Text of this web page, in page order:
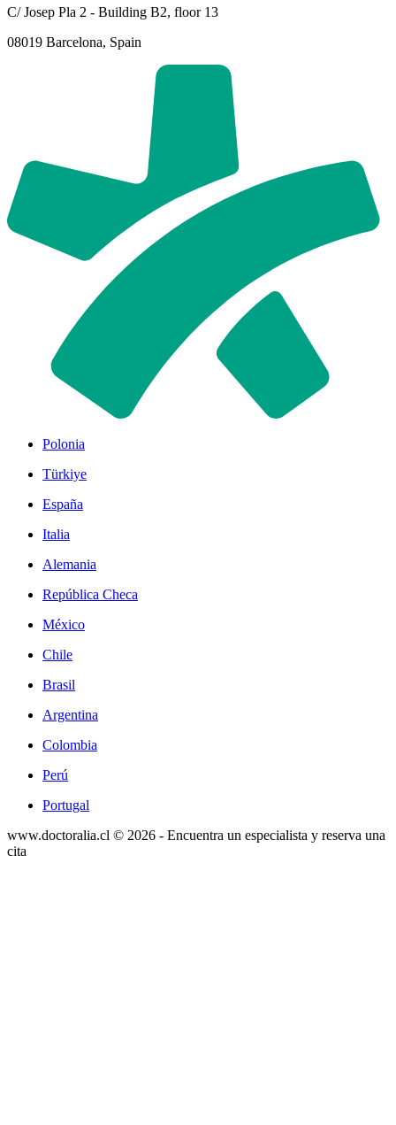
C/ Josep Pla 2 - Building B2, floor 13
08019 Barcelona, Spain
Polonia
Türkiye
España
Italia
Alemania
República Checa
México
Chile
Brasil
Argentina
Colombia
Perú
Portugal
www.doctoralia.cl © 2026 - Encuentra un especialista y reserva una
cita